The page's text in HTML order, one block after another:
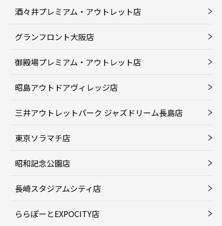
酒々井プレミアム・アウトレット店
グランフロント大阪店
御殿場プレミアム・アウトレット店
昭島アウトドアヴィレッジ店
三井アウトレットパーク ジャズドリーム長島店
東京ソラマチ店
昭和記念公園店
長崎スタジアムシティ店
ららぽーとEXPOCITY店